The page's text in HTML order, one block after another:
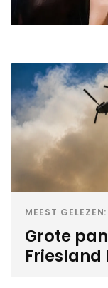
MEEST GELEZEN:
Grote
Friesland